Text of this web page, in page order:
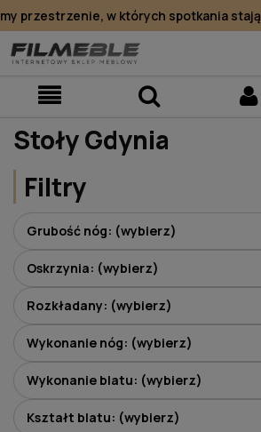
przestrzenie, w których spotkania stają
Stoły Gdynia
Filtry
Grubość nóg: (wybierz)
Oskrzynia: (wybierz)
Rozkładany: (wybierz)
Wykonanie nóg: (wybierz)
Wykonanie blatu: (wybierz)
Kształt blatu: (wybierz)